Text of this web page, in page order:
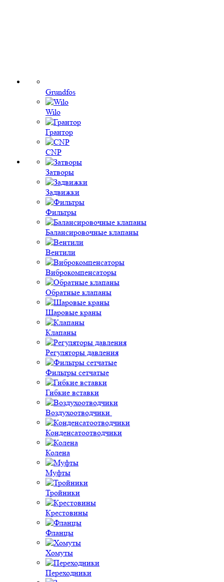
Grundfos
Wilo
Грантор
CNP
Затворы
Задвижки
Фильтры
Балансировочные клапаны
Вентили
Виброкомпенсаторы
Обратные клапаны
Шаровые краны
Клапаны
Регуляторы давления
Фильтры сетчатые
Гибкие вставки
Воздухоотводчики
Конденсатоотводчики
Колена
Муфты
Тройники
Крестовины
Фланцы
Хомуты
Переходники